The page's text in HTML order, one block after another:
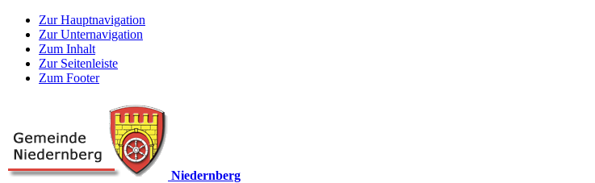
Zur Hauptnavigation
Zur Unternavigation
Zum Inhalt
Zur Seitenleiste
Zum Footer
Niedernberg